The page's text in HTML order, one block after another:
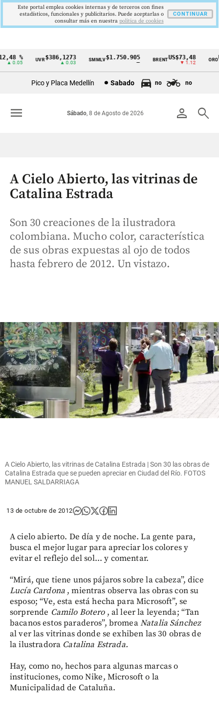
Cintillo
Colombia
%
▲ 0.05
UVR$386,1273
▲ 0.03
SMMLV$1.750.905 BRENTUS$73,48
▼ 1.12
ORO
Pico y Placa Medellín Sabado no no
person search
Sábado, 8 de Agosto de 2026
menu
A Cielo Abierto, las vitrinas de
Catalina Estrada
Son 30 creaciones de la ilustradora
colombiana. Mucho color, característica
de sus obras expuestas al ojo de todos
hasta febrero de 2012. Un vistazo.
A Cielo Abierto, las vitrinas de Catalina Estrada | Son 30 las obras de
Catalina Estrada que se pueden apreciar en Ciudad del Río. FOTOS
MANUEL SALDARRIAGA
13 de octubre de 2012
A cielo abierto. De día y de noche. La gente para,
busca el mejor lugar para apreciar los colores y
evitar el reflejo del sol... y comentar.
“Mirá, que tiene unos pájaros sobre la cabeza”, dice
Lucía Cardona, mientras observa las obras con su
esposo; “Ve, esta está hecha para Microsoft”, se
sorprende Camilo Botero, al leer la leyenda; “Tan
bacanos estos paraderos”, bromeaNatalia Sánchez
al ver las vitrinas donde se exhiben las 30 obras de
la ilustradora Catalina Estrada.
Hay, como no, hechos para algunas marcas o
instituciones, como Nike, Microsoft o la
Municipalidad de Cataluña.
Este portal emplea cookies internas y de terceros con fines
estadísticos, funcionales y publicitarios. Puede aceptarlas o
consultar más en nuestra politica de cookies
CONTINUAR